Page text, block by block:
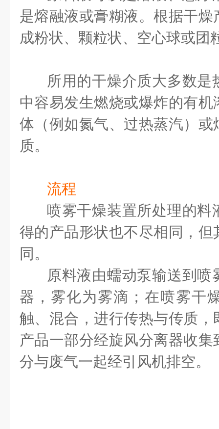
是熔融液或膏糊液。根据干
成粉状、颗粒状、空心球或团
所用的干燥介质大多数是
中容易发生燃烧或爆炸的有
体（例如氮气、过热蒸汽）
质。
流程
喷雾干燥装置所处理的料
得的产品形状也不尽相同，
同。
原料液由蠕动泵输送到喷
器，雾化为雾滴；在喷雾干
触、混合，进行传热与传质
产品一部分经旋风分离器收
分与废气一起经引风机排空。